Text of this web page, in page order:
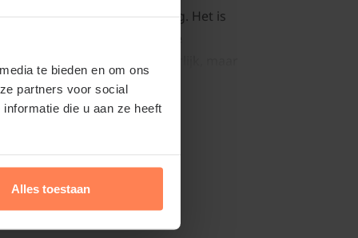
te bieden en om ons
partners voor social
die u aan ze heeft
Alles toestaan
'Oscar' is vrij eenvoudig. Het is
nieuwe bloemen te produceren. Zorg
met stokken of frames,
omdat de lange stengels kunnen
het begin van het groeiseizoen kan de
Lees meer